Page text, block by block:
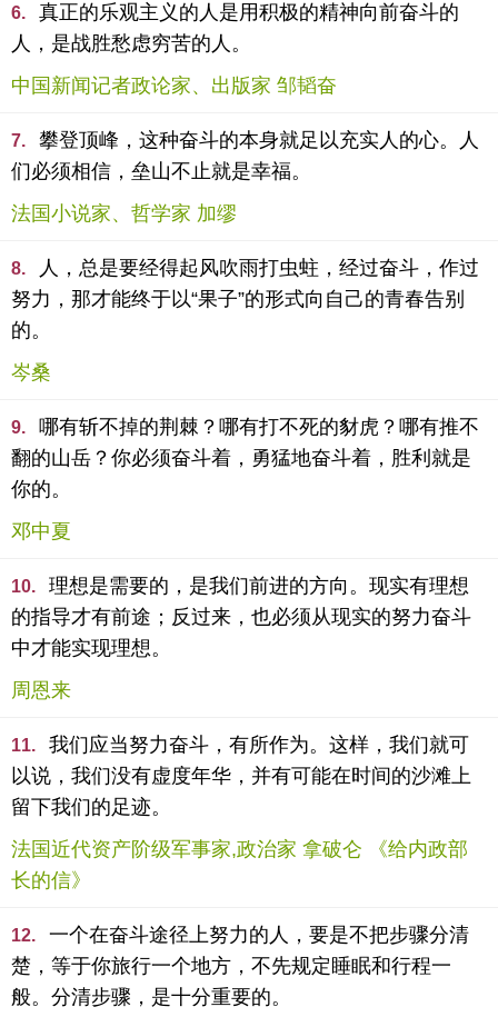
6.
真正的乐观主义的人是用积极的精神向前奋斗的
人，是战胜愁虑穷苦的人。
中国新闻记者政论家、出版家 邹韬奋
7.
攀登顶峰，这种奋斗的本身就足以充实人的心。人
们必须相信，垒山不止就是幸福。
法国小说家、哲学家 加缪
8.
人，总是要经得起风吹雨打虫蛀，经过奋斗，作过
努力，那才能终于以“果子”的形式向自己的青春告别
的。
岑桑
9.
哪有斩不掉的荆棘？哪有打不死的豺虎？哪有推不
翻的山岳？你必须奋斗着，勇猛地奋斗着，胜利就是
你的。
邓中夏
10.
理想是需要的，是我们前进的方向。现实有理想
的指导才有前途；反过来，也必须从现实的努力奋斗
中才能实现理想。
周恩来
11.
我们应当努力奋斗，有所作为。这样，我们就可
以说，我们没有虚度年华，并有可能在时间的沙滩上
留下我们的足迹。
法国近代资产阶级军事家,政治家 拿破仑 《给内政部
长的信》
12.
一个在奋斗途径上努力的人，要是不把步骤分清
楚，等于你旅行一个地方，不先规定睡眠和行程一
般。分清步骤，是十分重要的。